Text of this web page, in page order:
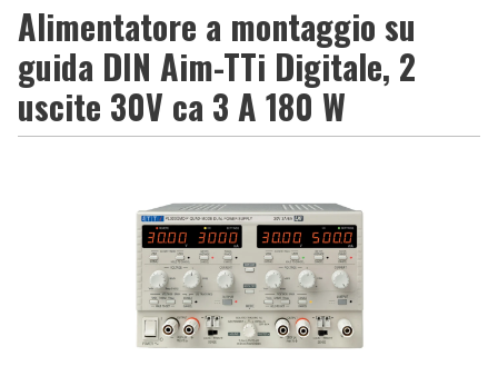
Alimentatore a montaggio su
guida DIN Aim-TTi Digitale, 2
uscite 30V ca 3 A 180 W